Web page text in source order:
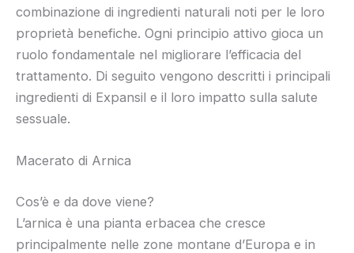
combinazione di ingredienti naturali noti per le loro
proprietà benefiche. Ogni principio attivo gioca un
ruolo fondamentale nel migliorare l’efficacia del
trattamento. Di seguito vengono descritti i principali
ingredienti di Expansil e il loro impatto sulla salute
sessuale.
Macerato di Arnica
Cos’è e da dove viene?
L’arnica è una pianta erbacea che cresce
principalmente nelle zone montane d’Europa e in